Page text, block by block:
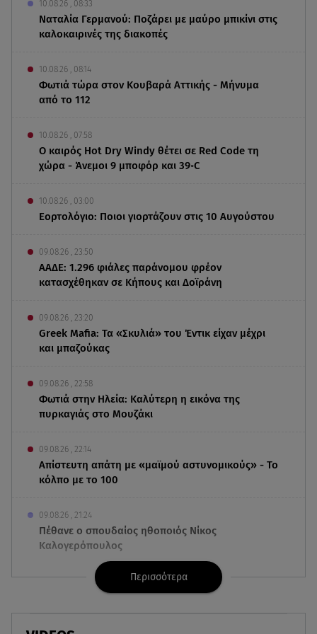
10.08.26 , 08:33
Ναταλία Γερμανού: Ποζάρει με μαύρο μπικίνι στις
καλοκαιρινές της διακοπές
10.08.26 , 08:14
Φωτιά τώρα στον Κουβαρά Αττικής - Μήνυμα
από το 112
10.08.26 , 07:58
Ο καιρός Hot Dry Windy θέτει σε Red Code τη
χώρα - Άνεμοι 9 μποφόρ και 39◦C
10.08.26 , 03:00
Εορτολόγιο: Ποιοι γιορτάζουν στις 10 Αυγούστου
09.08.26 , 23:50
ΑΑΔΕ: 1.296 φιάλες παράνομου φρέον
κατασχέθηκαν σε Κήπους και Δοϊράνη
09.08.26 , 23:20
Greek Mafia: Τα «Σκυλιά» του Έντικ είχαν μέχρι
και μπαζούκας
09.08.26 , 22:58
Φωτιά στην Ηλεία: Καλύτερη η εικόνα της
πυρκαγιάς στο Μουζάκι
09.08.26 , 22:14
Απίστευτη απάτη με «μαϊμού αστυνομικούς» - Το
κόλπο με το 100
09.08.26 , 21:24
Πέθανε ο σπουδαίος ηθοποιός Νίκος
Καλογερόπουλος
09.08.26 , 21:11
Μεγάλη φωτιά στο Μουζάκι Ηλείας - Επιχειρούν
105 πυροσβέστες και 9 εναέρια
Περισσότερα